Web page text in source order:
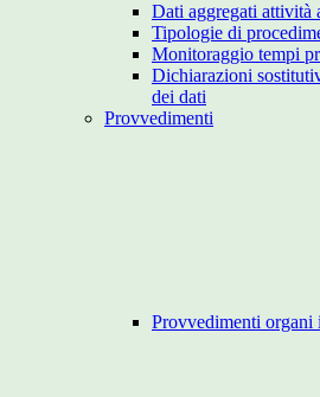
Dati aggregati attività
Tipologie di
Monitoraggio tempi
Dichiarazioni
dei dati
Provvedimenti
Provvedimenti